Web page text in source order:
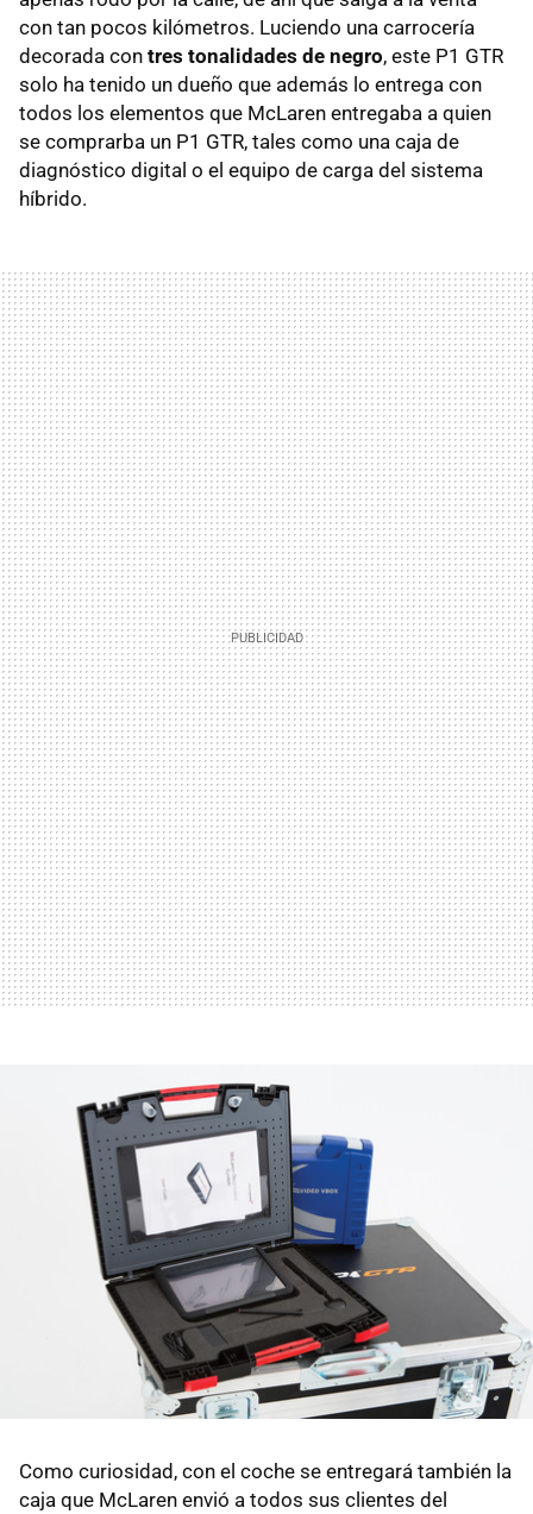
con tan pocos kilómetros. Luciendo una carrocería
decorada con tres tonalidades de negro, este P1 GTR
solo ha tenido un dueño que además lo entrega con
todos los elementos que McLaren entregaba a quien
se comprarba un P1 GTR, tales como una caja de
diagnóstico digital o el equipo de carga del sistema
híbrido.
Como curiosidad, con el coche se entregará también la
caja que McLaren envió a todos sus clientes del